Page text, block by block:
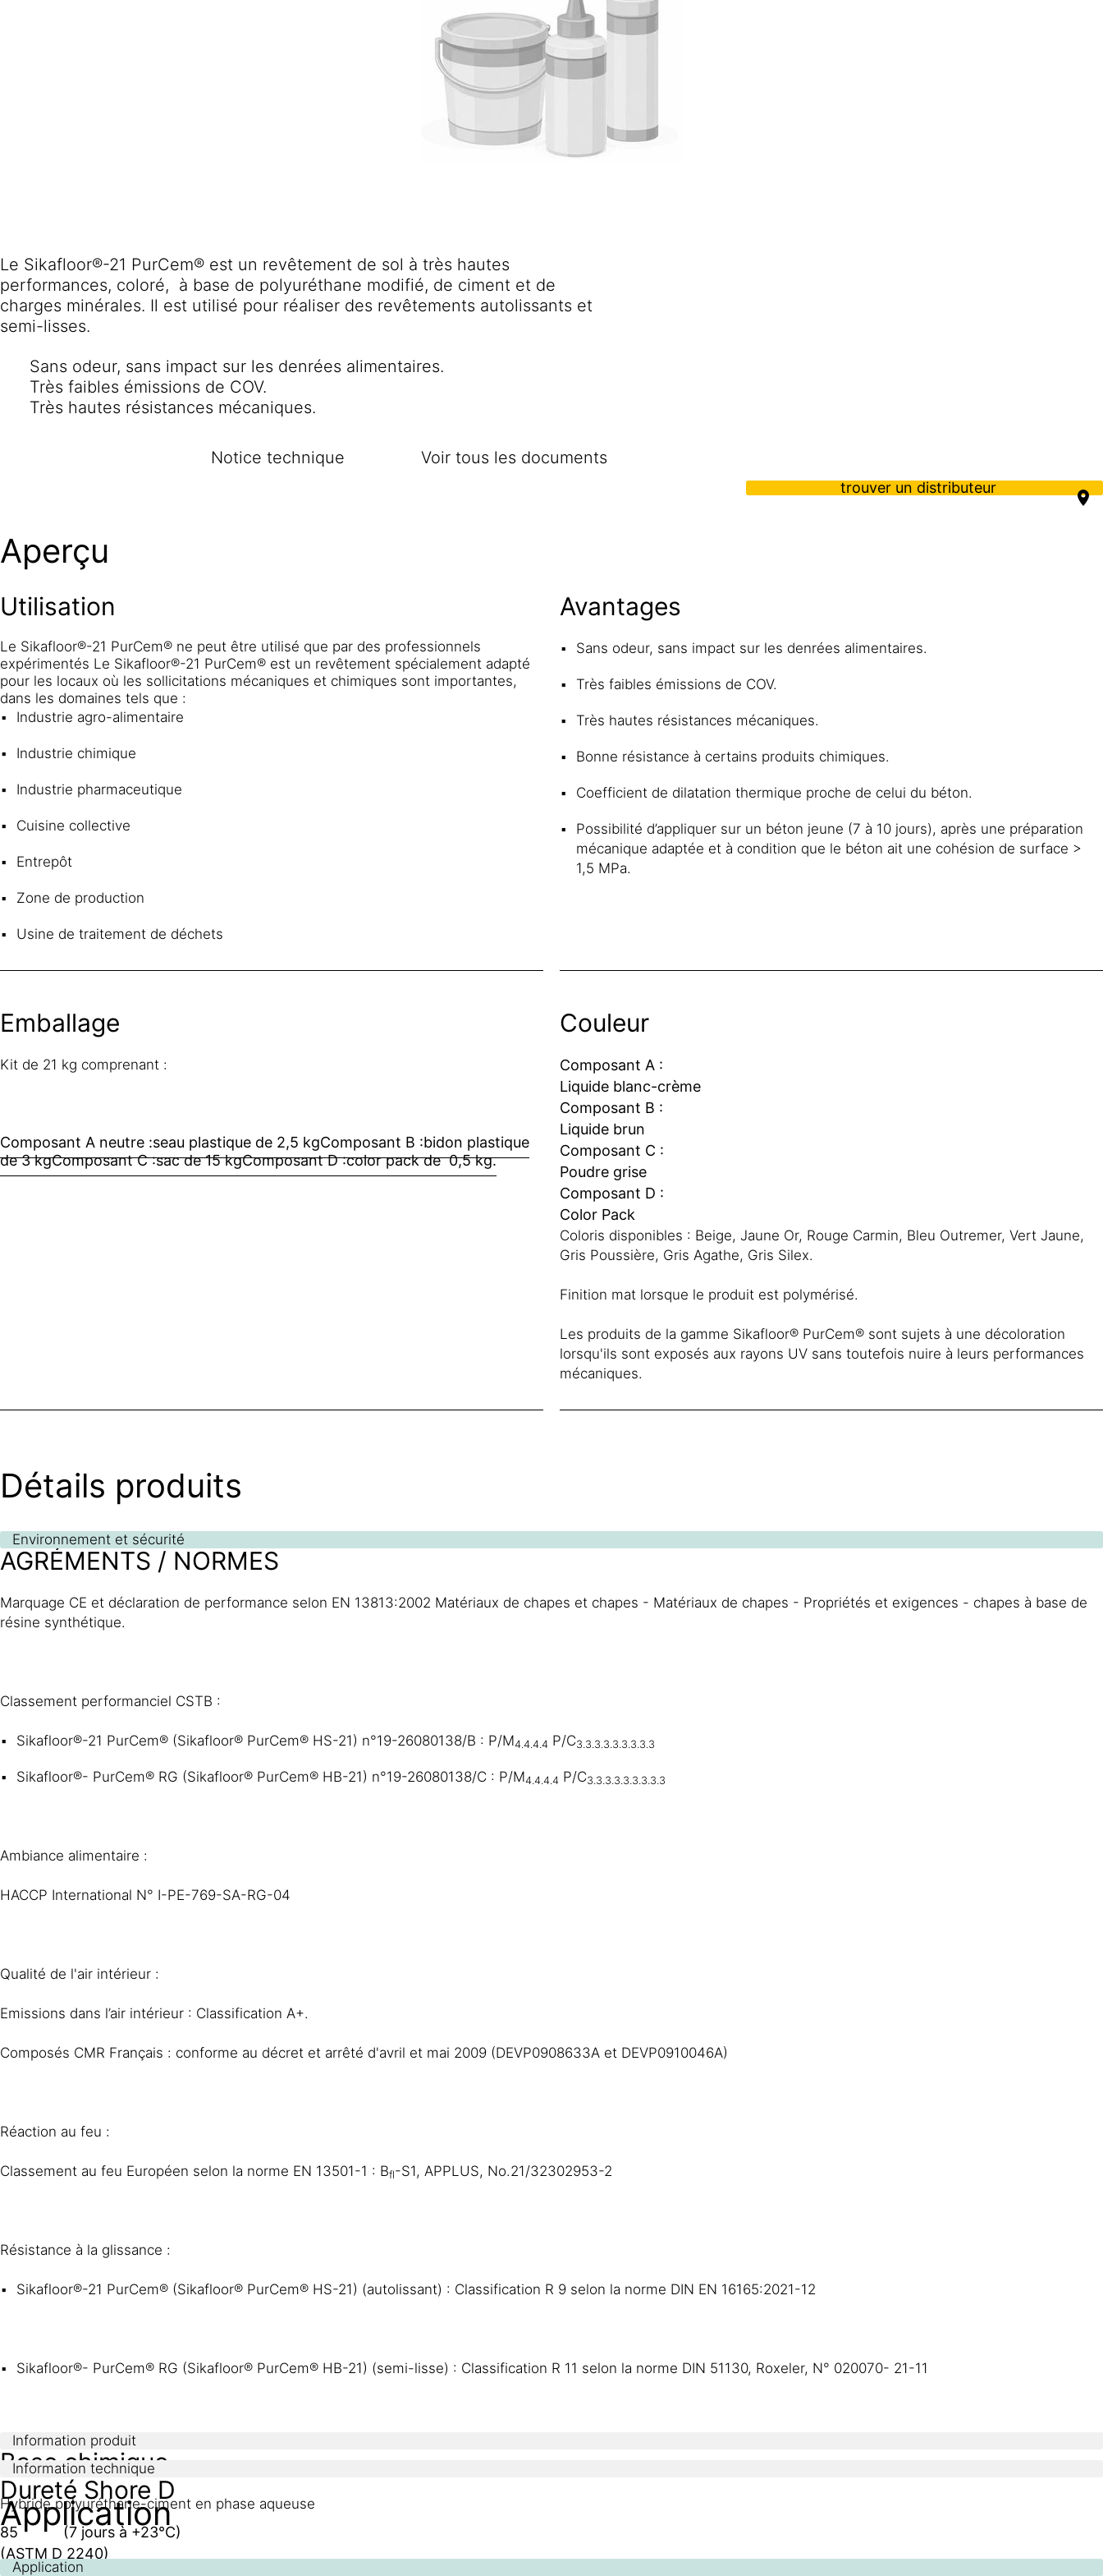
Le Sikafloor®-21 PurCem® est un revêtement de sol à très hautes
performances, coloré, à base de polyuréthane modifié, de ciment et de
charges minérales. Il est utilisé pour réaliser des revêtements autolissants et
semi-lisses.
Sans odeur, sans impact sur les denrées alimentaires.
Très faibles émissions de COV.
Très hautes résistances mécaniques.
Notice technique Voir tous les documents
trouver un distributeur
Aperçu
Utilisation
Le Sikafloor®-21 PurCem® ne peut être utilisé que par des professionnels
expérimentés Le Sikafloor®-21 PurCem® est un revêtement spécialement adapté
pour les locaux où les sollicitations mécaniques et chimiques sont importantes,
dans les domaines tels que :
Industrie agro-alimentaire
Industrie chimique
Industrie pharmaceutique
Cuisine collective
Entrepôt
Zone de production
Usine de traitement de déchets
Avantages
Sans odeur, sans impact sur les denrées alimentaires.
Très faibles émissions de COV.
Très hautes résistances mécaniques.
Bonne résistance à certains produits chimiques.
Coefficient de dilatation thermique proche de celui du béton.
Possibilité d’appliquer sur un béton jeune (7 à 10 jours), après une préparation
mécanique adaptée et à condition que le béton ait une cohésion de surface >
1,5 MPa.
Emballage
Kit de 21 kg comprenant :
Composant A neutre :seau plastique de 2,5 kgComposant B :bidon plastique
de 3 kgComposant C :sac de 15 kgComposant D :color pack de 0,5 kg.
Couleur
Composant A :
Liquide blanc-crème
Composant B :
Liquide brun
Composant C :
Poudre grise
Composant D :
Color Pack
Coloris disponibles : Beige, Jaune Or, Rouge Carmin, Bleu Outremer, Vert Jaune,
Gris Poussière, Gris Agathe, Gris Silex.
Finition mat lorsque le produit est polymérisé.
Les produits de la gamme Sikafloor® PurCem® sont sujets à une décoloration
lorsqu'ils sont exposés aux rayons UV sans toutefois nuire à leurs performances
mécaniques.
Détails produits
Environnement et sécurité
AGRÉMENTS / NORMES
Marquage CE et déclaration de performance selon EN 13813:2002 Matériaux de chapes et chapes - Matériaux de chapes - Propriétés et exigences - chapes à base de
résine synthétique.
Classement performanciel CSTB :
Sikafloor®-21 PurCem® (Sikafloor® PurCem® HS-21) n°19-26080138/B : P/M4.4.4.4 P/C3.3.3.3.3.3.3.3.3
Sikafloor®- PurCem® RG (Sikafloor® PurCem® HB-21) n°19-26080138/C : P/M4.4.4.4 P/C3.3.3.3.3.3.3.3.3
Ambiance alimentaire :
HACCP International N° I-PE-769-SA-RG-04
Qualité de l'air intérieur :
Emissions dans l’air intérieur : Classification A+.
Composés CMR Français : conforme au décret et arrêté d'avril et mai 2009 (DEVP0908633A et DEVP0910046A)
Réaction au feu :
Classement au feu Européen selon la norme EN 13501-1 : Bfl-S1, APPLUS, No.21/32302953-2
Résistance à la glissance :
Sikafloor®-21 PurCem® (Sikafloor® PurCem® HS-21) (autolissant) : Classification R 9 selon la norme DIN EN 16165:2021-12
Sikafloor®- PurCem® RG (Sikafloor® PurCem® HB-21) (semi-lisse) : Classification R 11 selon la norme DIN 51130, Roxeler, N° 020070- 21-11
Information produit
Base chimique
Hybride polyuréthane-ciment en phase aqueuse
Information technique
Dureté Shore D
85 (7 jours à +23°C)
(ASTM D 2240)
Application
Application